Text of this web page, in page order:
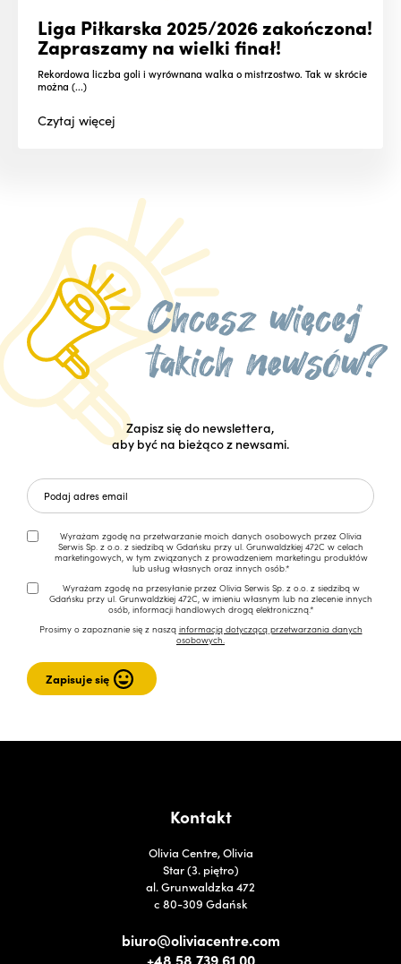
Liga Piłkarska 2025/2026 zakończona!
Zapraszamy na wielki finał!
Rekordowa liczba goli i wyrównana walka o mistrzostwo. Tak w skrócie
można (...)
Czytajwięcej
Zapisz się do newslettera,
aby być na bieżąco z newsami.
Wyrażam zgodę na przetwarzanie moich danych osobowych przez Olivia
Serwis Sp. z o.o. z siedzibą w Gdańsku przy ul. Grunwaldzkiej 472C w celach
marketingowych, w tym związanych z prowadzeniem marketingu produktów
lub usług własnych oraz innych osób.*
Wyrażam zgodę na przesyłanie przez Olivia Serwis Sp. z o.o. z siedzibą w
Gdańsku przy ul. Grunwaldzkiej 472C, w imieniu własnym lub na zlecenie innych
osób, informacji handlowych drogą elektroniczną.*
Prosimy o zapoznanie się z naszą informacją dotyczącą przetwarzania danych
osobowych.
Kontakt
Olivia Centre, Olivia
Star (3. piętro)
al. Grunwaldzka 472
c 80-309 Gdańsk
biuro@oliviacentre.com
+48 58 739 61 00